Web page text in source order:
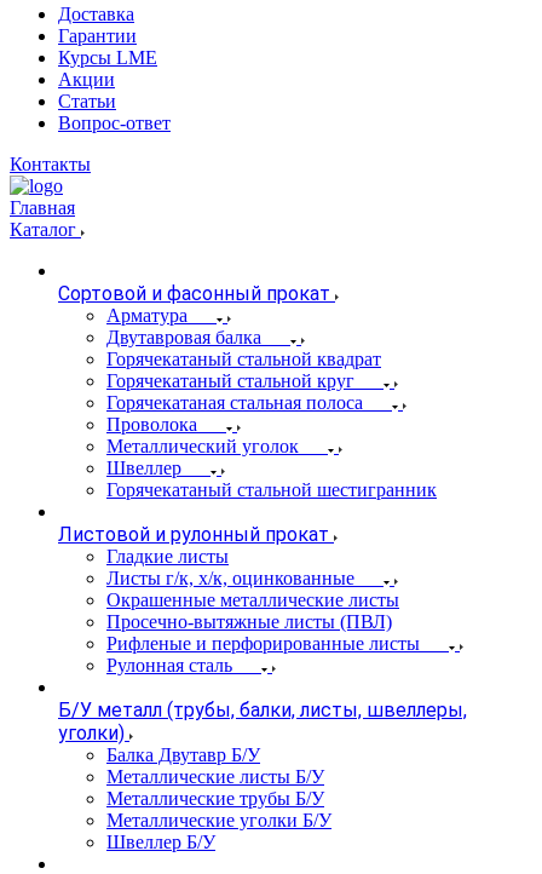
Доставка
Гарантии
Курсы LME
Акции
Статьи
Вопрос-ответ
Контакты
Главная
Каталог
Сортовой и фасонный прокат
Арматура
Двутавровая балка
Горячекатаный стальной квадрат
Горячекатаный стальной круг
Горячекатаная стальная полоса
Проволока
Металлический уголок
Швеллер
Горячекатаный стальной шестигранник
Листовой и рулонный прокат
Гладкие листы
Листы г/к, х/к, оцинкованные
Окрашенные металлические листы
Просечно-вытяжные листы (ПВЛ)
Рифленые и перфорированные листы
Рулонная сталь
Б/У металл (трубы, балки, листы, швеллеры,
уголки)
Балка Двутавр Б/У
Металлические листы Б/У
Металлические трубы Б/У
Металлические уголки Б/У
Швеллер Б/У